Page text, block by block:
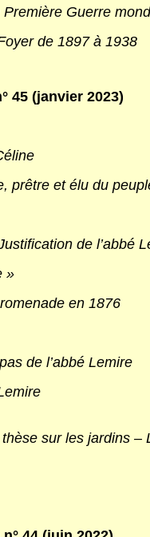
Première Guerre
de 1897 à 1938
45 (janvier 2023)
prêtre et élu du
de l’abbé
»
en 1876
de l’abbé Lemire
sur les jardins –